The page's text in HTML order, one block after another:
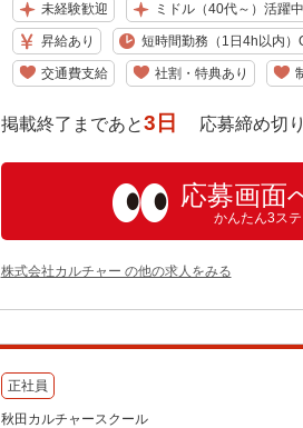
未経験歓迎 ミドル（40代～）活躍中
昇給あり 短時間勤務（1日4h以内）
交通費支給 社割・特典あり
掲載終了まであと3日 応募締め切り
応募画面
かんたん3ステ
株式会社カルチャー の他の求人をみる
正社員
秋田カルチャースクール